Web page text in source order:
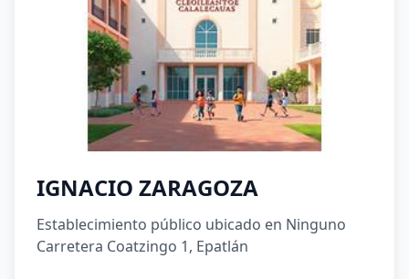
IGNACIO ZARAGOZA
Establecimiento público ubicado en Ninguno
Carretera Coatzingo 1, Epatlán